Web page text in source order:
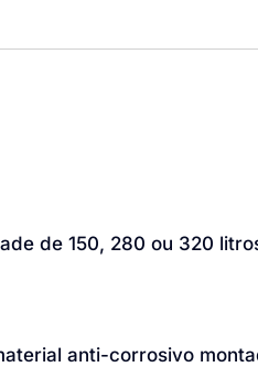
de 150, 280 ou 320
anti-corrosivo